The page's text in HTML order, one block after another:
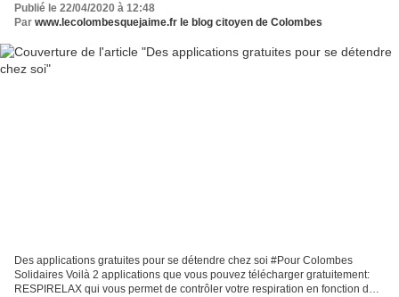
Publié le 22/04/2020 à 12:48
Par www.lecolombesquejaime.fr le blog citoyen de Colombes
Des applications gratuites pour se détendre chez soi #Pour Colombes
Solidaires Voilà 2 applications que vous pouvez télécharger gratuitement:
RESPIRELAX qui vous permet de contrôler votre respiration en fonction de